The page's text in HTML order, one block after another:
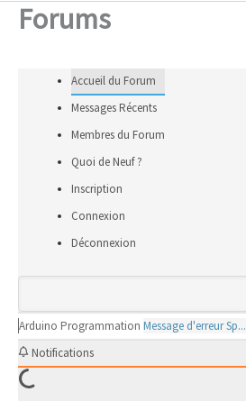
Forums
Accueil du Forum
Messages Récents
Membres du Forum
Quoi de Neuf ?
Inscription
Connexion
Déconnexion
Arduino Programmation Message d'erreur Sp...
Notifications